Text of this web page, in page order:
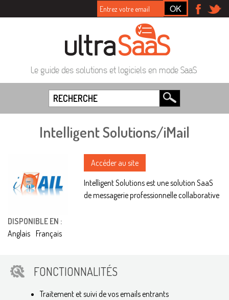
Le guide des solutions et logiciels en mode SaaS
Intelligent Solutions/iMail
Accéder au site
Intelligent Solutions est une solution SaaS
de messagerie professionnelle collaborative
DISPONIBLE EN :
Anglais Français
FONCTIONNALITÉS
Traitement et suivi de vos emails entrants